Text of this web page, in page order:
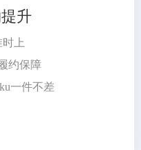
升
上
约保障
一件不差